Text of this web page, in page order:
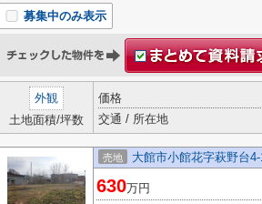
募集中のみ表示
外観
土地面積/坪数
価格
交通 / 所在地
売地 大館市小館花字萩野台
630万円